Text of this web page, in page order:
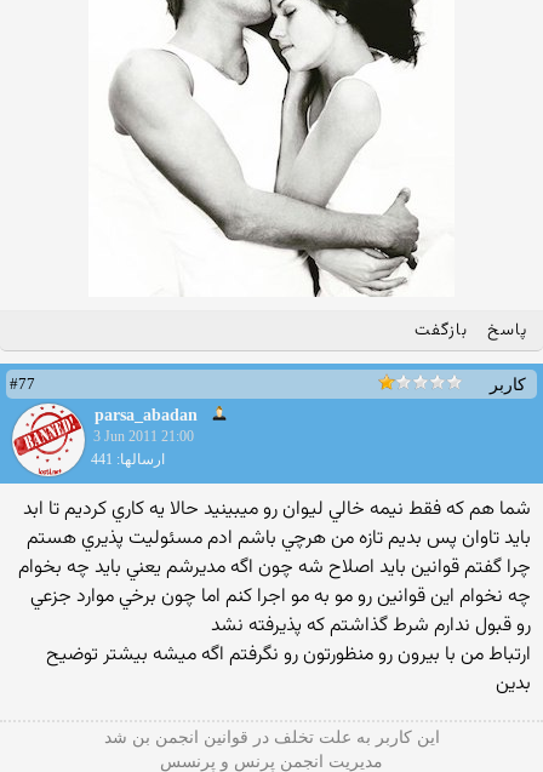
پاسخ بازگفت
کاربر
#77
parsa_abadan
3 Jun 2011 21:00
ارسالها: 441
شما هم كه فقط نيمه خالي ليوان رو ميبينيد حالا يه كاري كرديم تا ابد
بايد تاوان پس بديم تازه من هرچي باشم ادم مسئوليت پذيري هستم
چرا گفتم قوانين بايد اصلاح شه چون اگه مديرشم يعني بايد چه بخوام
چه نخوام اين قوانين رو مو به مو اجرا كنم اما چون برخي موارد جزعي
رو قبول ندارم شرط گذاشتم كه پذيرفته نشد
ارتباط من با بيرون رو منظورتون رو نگرفتم اگه ميشه بيشتر توضيح
بدين
این كاربر به علت تخلف در قوانین انجمن بن شد
مدیریت انجمن پرنس و پرنسس